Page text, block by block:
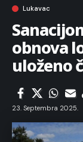
Lukavac
obnova
uloženo
23. Septembra 2025.